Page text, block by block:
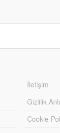
İletişim
Gizlilik
Cookie